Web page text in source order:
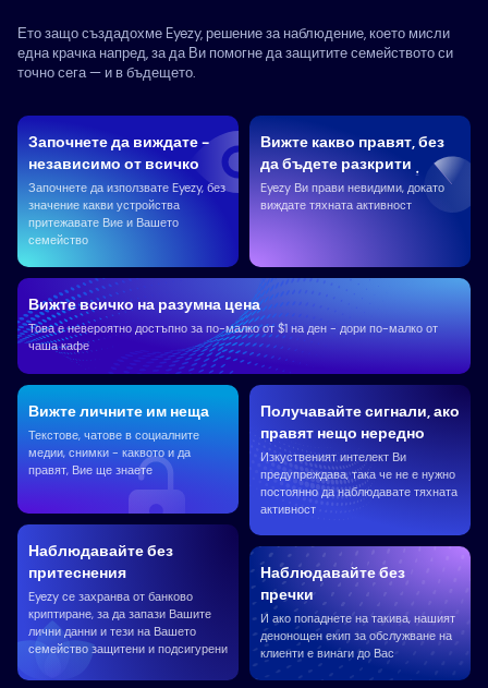
Ето защо създадохме Eyezy, решение за наблюдение, което мисли
една крачка напред, за да Ви помогне да защитите семейството си
точно сега — и в бъдещето.
Започнете да виждате -
независимо от всичко
Започнете да използвате Eyezy, без
значение какви устройства
притежавате Вие ​​и Вашето
семейство
Вижте какво правят, без
да бъдете разкрити
Eyezy Ви прави невидими, докато
виждате тяхната активност
Наблюдавайте без
притеснения
Eyezy се захранва от банково
криптиране, за да запази Вашите
лични данни и тези на Вашето
семейство защитени и подсигурени
Вижте личните им неща
Текстове, чатове в социалните
медии, снимки - каквото и да
правят, Вие ще знаете
Вижте всичко на разумна цена
Това е невероятно достъпно за по-малко от $1 на ден - дори по-малко от
чаша кафе
Получавайте сигнали, ако
правят нещо нередно
Изкуственият интелект Ви
предупреждава, така че не е нужно
постоянно да наблюдавате тяхната
активност
Наблюдавайте без
пречки
И ако попаднете на такива, нашият
денонощен екип за обслужване на
клиенти е винаги до Вас